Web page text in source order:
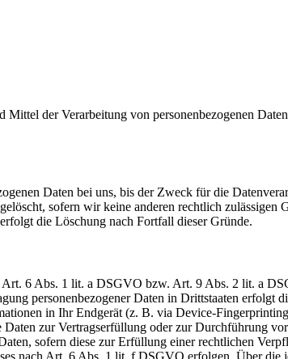
Mittel der Verarbeitung von personenbezogenen
Daten bei uns, bis der Zweck für die
sofern wir keine anderen rechtlich zulässigen
die Löschung nach Fortfall dieser Gründe.
6 Abs. 1 lit. a DSGVO bzw. Art. 9 Abs. 2 lit. a
personenbezogener Daten in Drittstaaten erfolgt
in Ihr Endgerät (z. B. via Device-
zur Vertragserfüllung oder zur Durchführung
sofern diese zur Erfüllung einer rechtlichen